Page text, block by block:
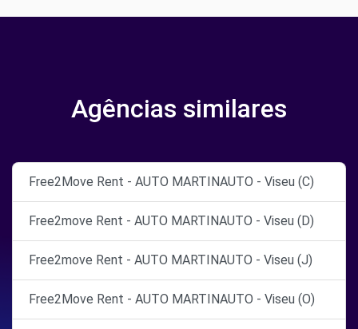
Agências similares
Free2Move Rent - AUTO MARTINAUTO - Viseu (C)
Free2move Rent - AUTO MARTINAUTO - Viseu (D)
Free2move Rent - AUTO MARTINAUTO - Viseu (J)
Free2Move Rent - AUTO MARTINAUTO - Viseu (O)